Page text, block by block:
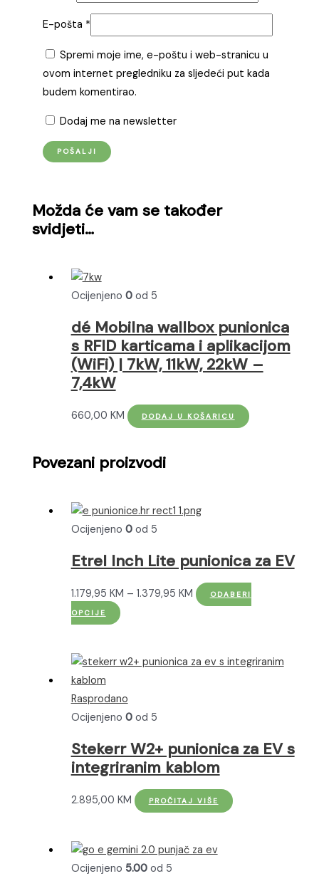
E-pošta *
Spremi moje ime, e-poštu i web-stranicu u
ovom internet pregledniku za sljedeći put kada
budem komentirao.
Dodaj me na newsletter
Možda će vam se također
svidjeti…
Ocijenjeno 0od 5
dé Mobilna wallbox punionica
s RFID karticama i aplikacijom
(WiFi) | 7kW, 11kW, 22kW –
7,4kW
660,00 KM DODAJ U KOŠARICU
Povezani proizvodi
Ocijenjeno 0od 5
Etrel Inch Lite punionica za EV
1.179,95 KM – 1.379,95 KMRaspon
do
ODABERI
OPCIJE
Ovaj
više
Opcije
se
mogu
odabrati
na
stranici
proizvoda
Rasprodano
Ocijenjeno 0od 5
Stekerr W2+ punionica za EV s
integriranim kablom
2.895,00 KM PROČITAJ VIŠE
Ocijenjeno 5.00od 5